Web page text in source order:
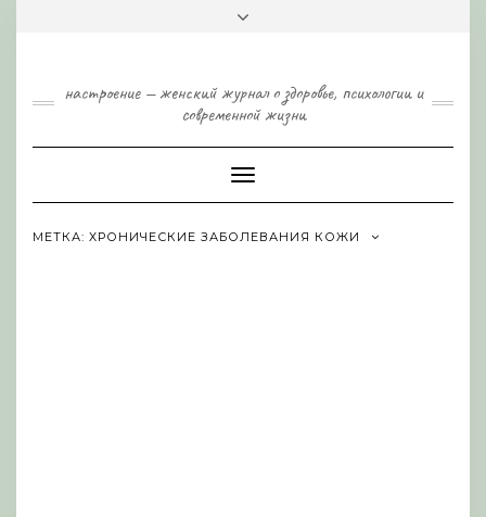
настроение — женский журнал о здоровье, психологии и
современной жизни
Toggle
Navigation
МЕТКА: ХРОНИЧЕСКИЕ ЗАБОЛЕВАНИЯ КОЖИ